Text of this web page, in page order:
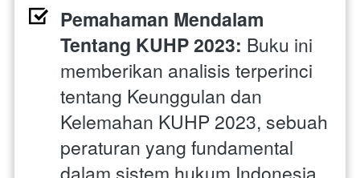
Pemahaman Mendalam
Tentang KUHP 2023: Buku ini
memberikan analisis terperinci
tentang Keunggulan dan
Kelemahan KUHP 2023, sebuah
peraturan yang fundamental
dalam sistem hukum Indonesia